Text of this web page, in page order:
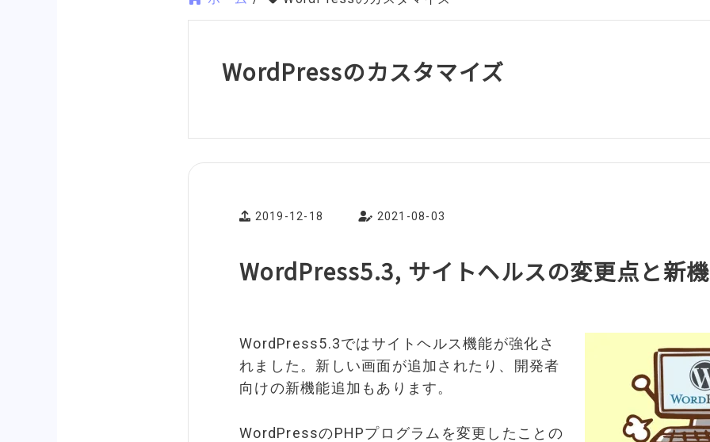
WordPressのカスタマイズ
2019-12-18 2021-08-03
WordPress5.3, サイトヘルスの変更点と新
WordPress5.3ではサイトヘルス機能が強化さ
れました。新しい画面が追加されたり、開発者
向けの新機能追加もあります。
WordPressのPHPプログラムを変更したことの